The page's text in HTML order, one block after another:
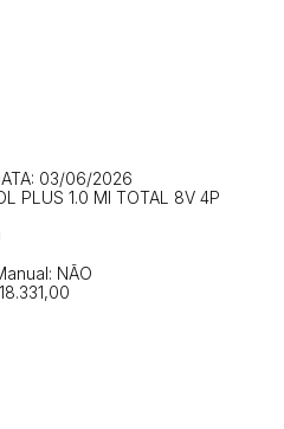
03/06/2026
PLUS 1.0 MI TOTAL 8V 4P
NÃO